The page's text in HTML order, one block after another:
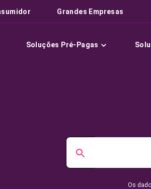
Grandes Empresas
Soluções Pré-Pagas
Os